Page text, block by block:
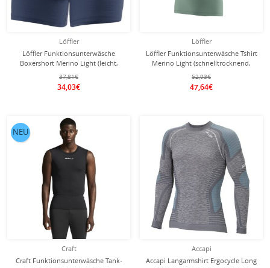
Löffler
Löffler Funktionsunterwäsche
Boxershort Merino Light (leicht,
Temperaturregulierung) dunkelblau
Herren
37,81€
34,03€
Löffler
Löffler Funktionsunterwäsche Tshirt
Merino Light (schnelltrocknend,
Merinowolle) pinegrün Herren
52,93€
47,64€
Craft
Craft Funktionsunterwäsche Tank-
NEU
Accapi
Accapi Langarmshirt Ergocycle Long